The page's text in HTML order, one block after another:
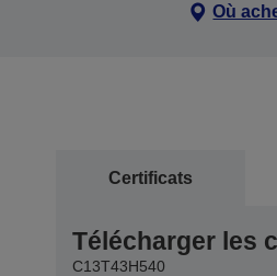
Où
Certificats
Télécharger les
C13T43H540